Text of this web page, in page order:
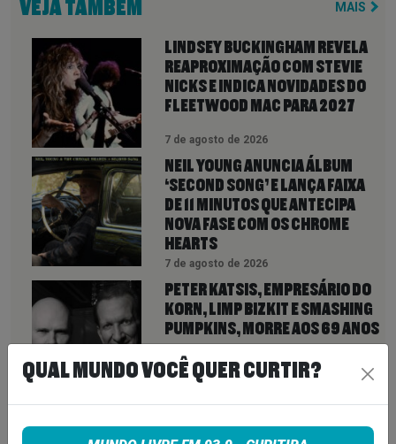
VEJA TAMBÉM MAIS
LINDSEY BUCKINGHAM REVELA
REAPROXIMAÇÃO COM STEVIE
NICKS E INDICA NOVIDADES DO
FLEETWOOD MAC PARA 2027
7 de agosto de 2026
NEIL YOUNG ANUNCIA ÁLBUM
‘SECOND SONG’ E LANÇA FAIXA
DE 11 MINUTOS QUE ANTECIPA
NOVA FASE COM OS CHROME
HEARTS
7 de agosto de 2026
PETER KATSIS, EMPRESÁRIO DO
KORN, LIMP BIZKIT E SMASHING
PUMPKINS, MORRE AOS 69 ANOS
7 de agosto de 2026
QUAL MUNDO VOCÊ QUER CURTIR?